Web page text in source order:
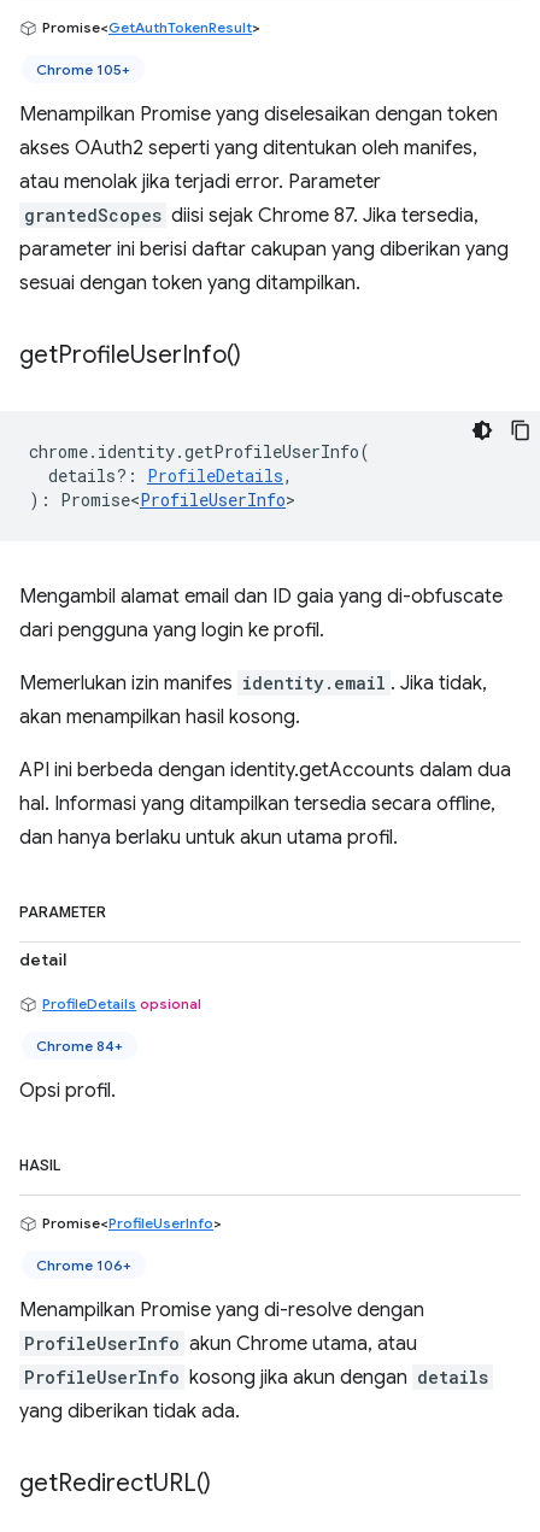
Promise<GetAuthTokenResult>
Chrome 105+
Menampilkan Promise yang diselesaikan dengan token
akses OAuth2 seperti yang ditentukan oleh manifes,
atau menolak jika terjadi error. Parameter
grantedScopes diisi sejak Chrome 87. Jika tersedia,
parameter ini berisi daftar cakupan yang diberikan yang
sesuai dengan token yang ditampilkan.
getProfileUserInfo()
chrome. identity.getProfileUserInfo(
details? : ProfileDetails,
) : Promise<ProfileUserInfo>
Mengambil alamat email dan ID gaia yang di-obfuscate
dari pengguna yang login ke profil.
Memerlukan izin manifes identity.email . Jika tidak,
akan menampilkan hasil kosong.
API ini berbeda dengan identity.getAccounts dalam dua
hal. Informasi yang ditampilkan tersedia secara offline,
dan hanya berlaku untuk akun utama profil.
PARAMETER
detail
ProfileDetails opsional
Chrome 84+
Opsi profil.
HASIL
Promise<ProfileUserInfo>
Chrome 106+
Menampilkan Promise yang di-resolve dengan
ProfileUserInfo akun Chrome utama, atau
ProfileUserInfo kosong jika akun dengan details
yang diberikan tidak ada.
getRedirectURL()